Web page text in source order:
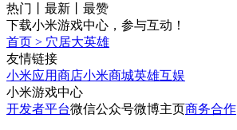
热门
最新
最赞
下载小米游戏中心，参与互动！
首页 > 穴居大英雄
友情链接
小米应用商店小米商城英雄互娱
小米游戏中心
开发者平台微信公众号微博主页商务合作